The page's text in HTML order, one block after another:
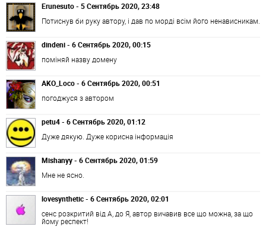
Erunesuto - 5 Сентябрь 2020, 23:48
Потиснув би руку автору, і дав по морді всім його ненависникам.
dindeni - 6 Сентябрь 2020, 00:15
поміняй назву домену
AKO_Loco - 6 Сентябрь 2020, 00:51
погоджуся з автором
petu4 - 6 Сентябрь 2020, 01:12
Дуже дякую. Дуже корисна інформація
Mishanyy - 6 Сентябрь 2020, 01:59
Мне не ясно.
lovesynthetic - 6 Сентябрь 2020, 02:01
сенс розкритий від А, до Я, автор вичавив все що можна, за що
йому респект!